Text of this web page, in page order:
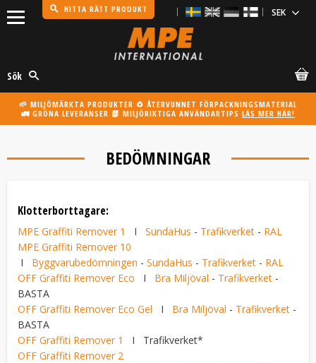
HITTA RÄTT PRODUKT
Sök
🌱 MILJÖMÄRKTA PRODUKTER ♻️ ÅTERVUNNET FÖRPACKNINGSMATERIAL
🚛 GRÖNA LEVERANSER 📗 MILJÖRIKTIGA ANVÄNDARTIPS LÄS MER HÄR!
BEDÖMNINGAR
Klotterborttagare:
MPE Graffiti Remover 1 I SundaHus - Trafikverket - RAL
MPE Graffiti Remover 10
I
Byggvarubedömningen - SundaHus - Trafikverket - RAL
OFF Graffiti Remover Eco
I Bra Miljöval - Trafikverket -
BASTA
OFF Graffiti Remover Eco Gel
I Bra Miljöval - Trafikverket -
BASTA
OFF Graffiti Remover 1
I
Trafikverket*
OFF Graffiti Remover 2